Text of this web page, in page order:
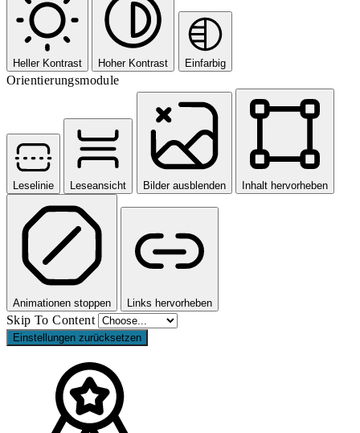
Heller Kontrast Hoher Kontrast Einfarbig
Orientierungsmodule
Leselinie Leseansicht Bilder ausblenden Inhalt hervorheben
Animationen stoppen Links hervorheben
Skip To Content
Einstellungen zurücksetzen